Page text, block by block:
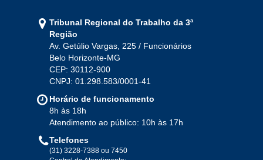
Tribunal Regional do Trabalho da 3ª
Região
Av. Getúlio Vargas, 225 / Funcionários
Belo Horizonte-MG
CEP: 30112-900
CNPJ: 01.298.583/0001-41
Horário de funcionamento
8h às 18h
Atendimento ao público: 10h às 17h
Telefones
(31) 3228-7388 ou 7450